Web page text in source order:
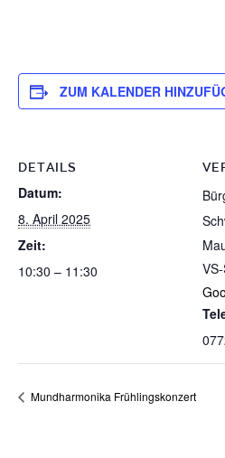
ZUM KALENDER
DETAILS
Datum:
8. April 2025
Zeit:
10:30 – 11:30
Mundharmonika Frühlingskonzert